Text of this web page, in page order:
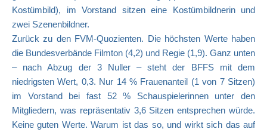
Kostümbild), im Vorstand sitzen eine Kostümbildnerin und
zwei Szenenbildner.
Zurück zu den FVM-Quozienten. Die höchsten Werte haben
die Bundesverbände Filmton (4,2) und Regie (1,9). Ganz unten
– nach Abzug der 3 Nuller – steht der BFFS mit dem
niedrigsten Wert, 0,3. Nur 14 % Frauenanteil (1 von 7 Sitzen)
im Vorstand bei fast 52 % Schauspielerinnen unter den
Mitgliedern, was repräsentativ 3,6 Sitzen entsprechen würde.
Keine guten Werte. Warum ist das so, und wirkt sich das auf